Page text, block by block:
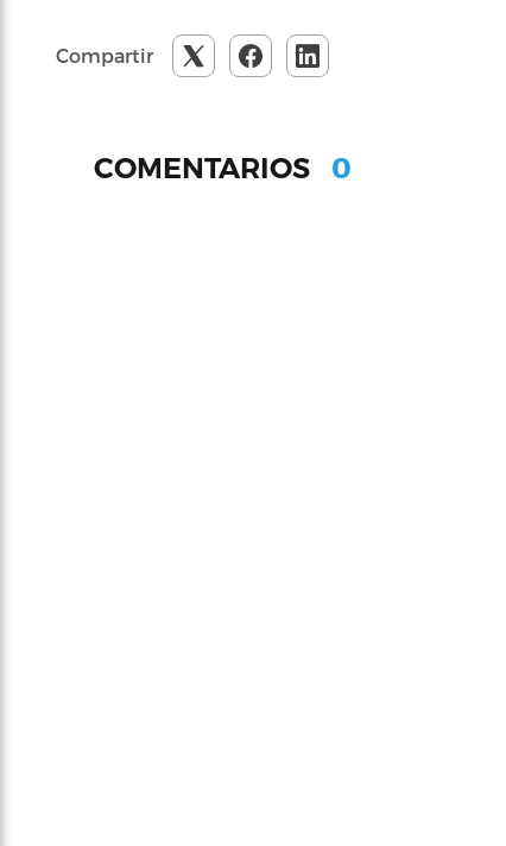
Compartir
COMENTARIOS 0